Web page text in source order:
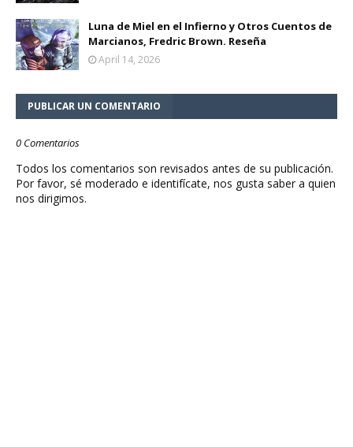
Luna de Miel en el Infierno y Otros Cuentos de
Marcianos, Fredric Brown. Reseña
April 14, 2026
PUBLICAR UN COMENTARIO
0 Comentarios
Todos los comentarios son revisados antes de su publicación.
Por favor, sé moderado e identifícate, nos gusta saber a quien
nos dirigimos.